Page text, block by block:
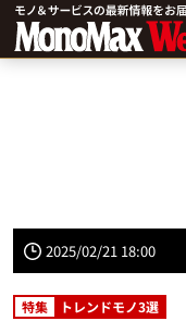
2025/02/21 18:00
特集 トレンドモノ3選